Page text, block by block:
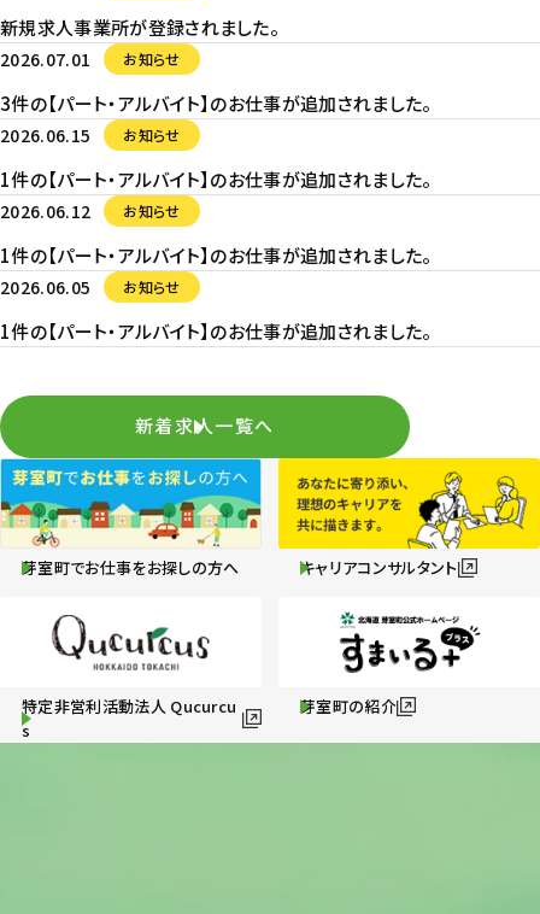
新規求人事業所が登録されました。
2026.07.01 お知らせ
3件の【パート・アルバイト】のお仕事が追加されました。
2026.06.15 お知らせ
1件の【パート・アルバイト】のお仕事が追加されました。
2026.06.12 お知らせ
1件の【パート・アルバイト】のお仕事が追加されました。
2026.06.05 お知らせ
1件の【パート・アルバイト】のお仕事が追加されました。
新着求人一覧へ
芽室町でお仕事をお探しの方へ キャリアコンサルタント
特定非営利活動法人 Qucurcu
s
芽室町の紹介